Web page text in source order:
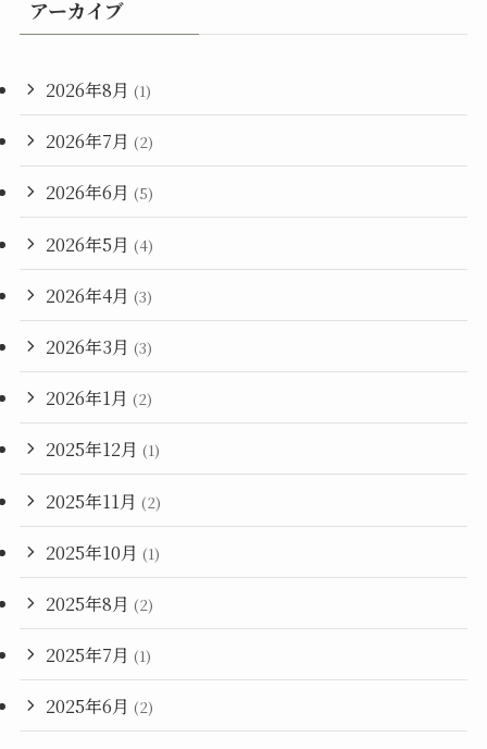
アーカイブ
2026年8月 (1)
2026年7月 (2)
2026年6月 (5)
2026年5月 (4)
2026年4月 (3)
2026年3月 (3)
2026年1月 (2)
2025年12月 (1)
2025年11月 (2)
2025年10月 (1)
2025年8月 (2)
2025年7月 (1)
2025年6月 (2)